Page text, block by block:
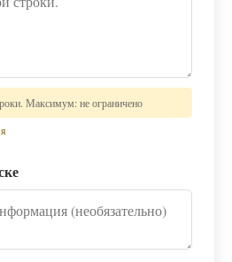
Максимум: не ограничено